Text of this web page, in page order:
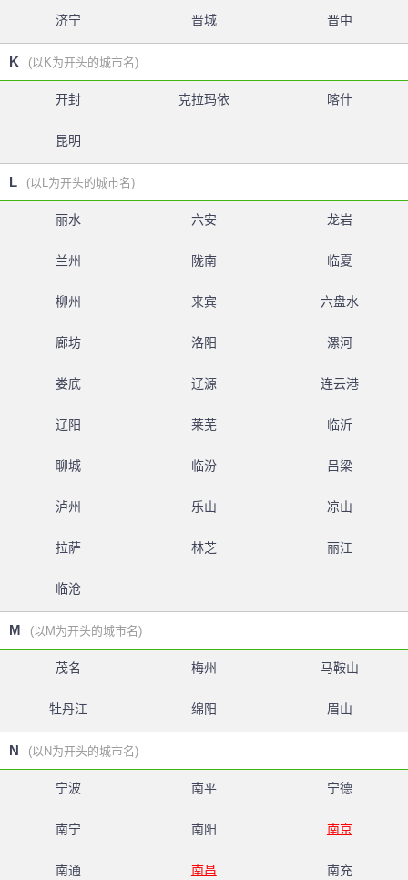
济宁 晋城 晋中
K (以K为开头的城市名)
开封 克拉玛依 喀什
昆明
L (以L为开头的城市名)
丽水 六安 龙岩
兰州 陇南 临夏
柳州 来宾 六盘水
廊坊 洛阳 漯河
娄底 辽源 连云港
辽阳 莱芜 临沂
聊城 临汾 吕梁
泸州 乐山 凉山
拉萨 林芝 丽江
临沧
M (以M为开头的城市名)
茂名 梅州 马鞍山
牡丹江 绵阳 眉山
N (以N为开头的城市名)
宁波 南平 宁德
南宁 南阳 南京
南通 南昌 南充